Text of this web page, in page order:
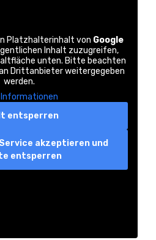
Platzhalterinhalt von Google
Inhalt zuzugreifen,
unten. Bitte beachten
Drittanbieter weitergegeben
werden.
Informationen
entsperren
akzeptieren und
entsperren